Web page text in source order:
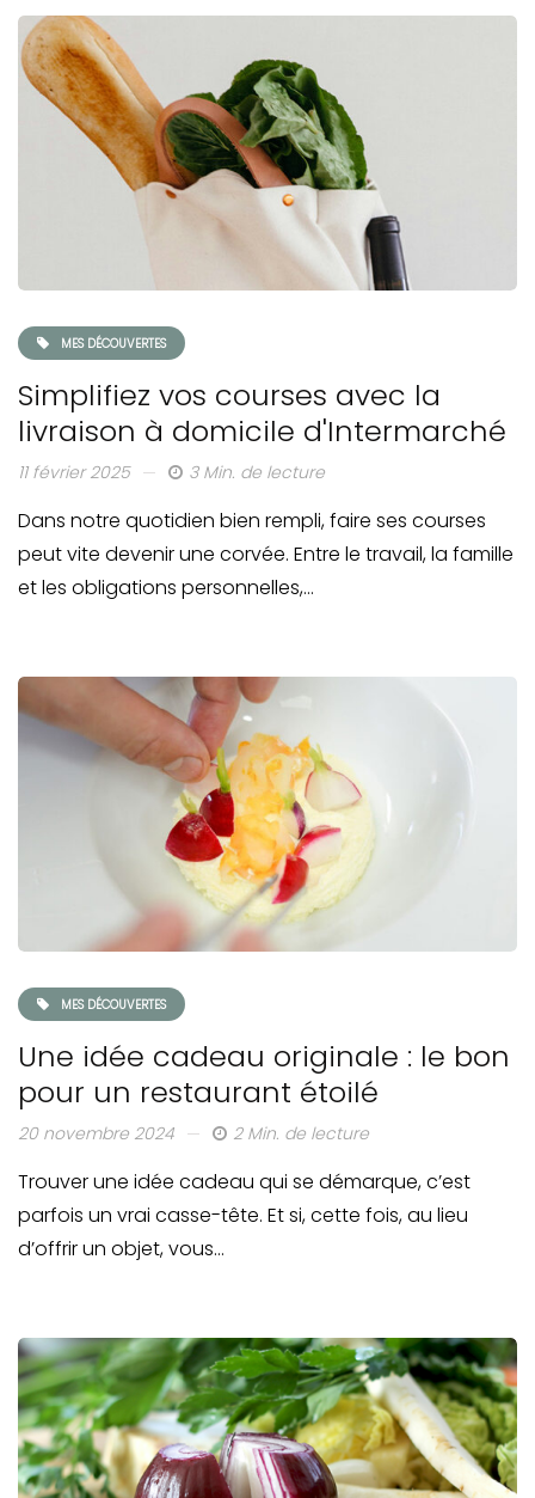
MES DÉCOUVERTES
Simplifiez vos courses avec la
livraison à domicile d'Intermarché
11 février 2025 3 Min. de lecture
Dans notre quotidien bien rempli, faire ses courses
peut vite devenir une corvée. Entre le travail, la famille
et les obligations personnelles,…
MES DÉCOUVERTES
Une idée cadeau originale : le bon
pour un restaurant étoilé
20 novembre 2024 2 Min. de lecture
Trouver une idée cadeau qui se démarque, c’est
parfois un vrai casse-tête. Et si, cette fois, au lieu
d’offrir un objet, vous…